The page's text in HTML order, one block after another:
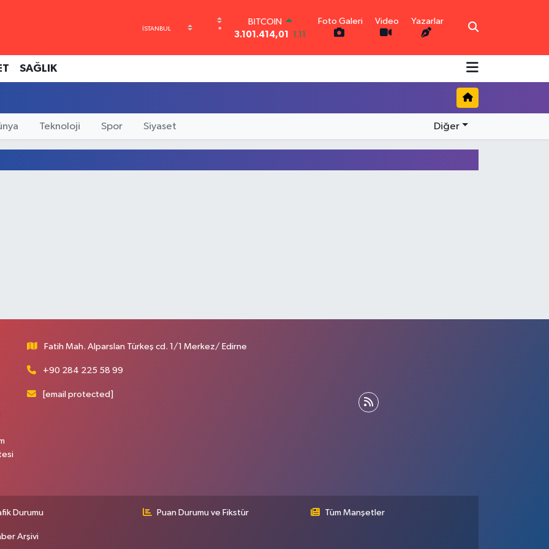
°
BITCOIN
3.101.414,01
1.11
64,4811 0.38
6660.55 0.03
BİST100
Foto Galeri Video Yazarlar
SAĞLIK
Teknoloji Spor Siyaset Diğer
Fatih Mah. Alparslan Türkeş cd. 1/1 Merkez/ Edirne
+90 284 225 58 99
[email protected]
Durumu Puan Durumu ve Fikstür Tüm Manşetler
Arşivi